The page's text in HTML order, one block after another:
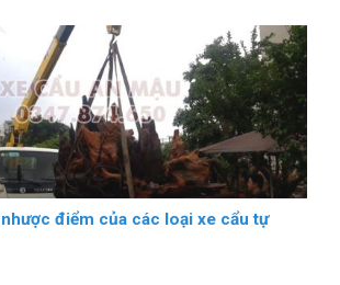
điểm của các loại xe cẩu tự